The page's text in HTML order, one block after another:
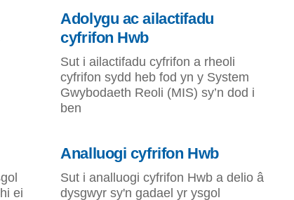
Adolygu ac ailactifadu
cyfrifon Hwb
Sut i ailactifadu cyfrifon a rheoli
cyfrifon sydd heb fod yn y System
Gwybodaeth Reoli (MIS) sy’n dod i
ben
ei
Analluogi cyfrifon Hwb
Sut i analluogi cyfrifon Hwb a delio â
dysgwyr sy'n gadael yr ysgol